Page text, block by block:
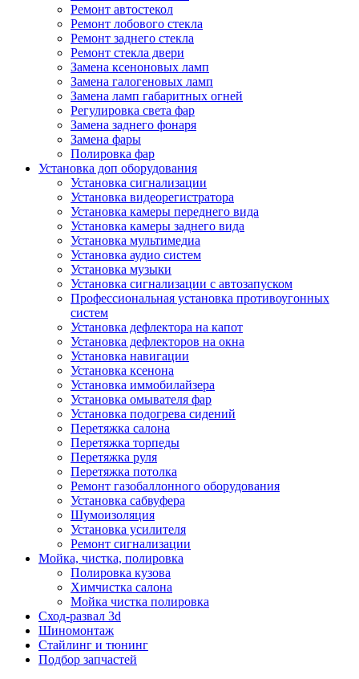
Ремонт автостекол
Ремонт лобового стекла
Ремонт заднего стекла
Ремонт стекла двери
Замена ксеноновых ламп
Замена галогеновых ламп
Замена ламп габаритных огней
Регулировка света фар
Замена заднего фонаря
Замена фары
Полировка фар
Установка доп оборудования
Установка сигнализации
Установка видеорегистратора
Установка камеры переднего вида
Установка камеры заднего вида
Установка мультимедиа
Установка аудио систем
Установка музыки
Установка сигнализации с автозапуском
Профессиональная установка противоугонных
систем
Установка дефлектора на капот
Установка дефлекторов на окна
Установка навигации
Установка ксенона
Установка иммобилайзера
Установка омывателя фар
Установка подогрева сидений
Перетяжка салона
Перетяжка торпеды
Перетяжка руля
Перетяжка потолка
Ремонт газобаллонного оборудования
Установка сабвуфера
Шумоизоляция
Установка усилителя
Ремонт сигнализации
Мойка, чистка, полировка
Полировка кузова
Химчистка салона
Мойка чистка полировка
Сход-развал 3d
Шиномонтаж
Стайлинг и тюнинг
Подбор запчастей